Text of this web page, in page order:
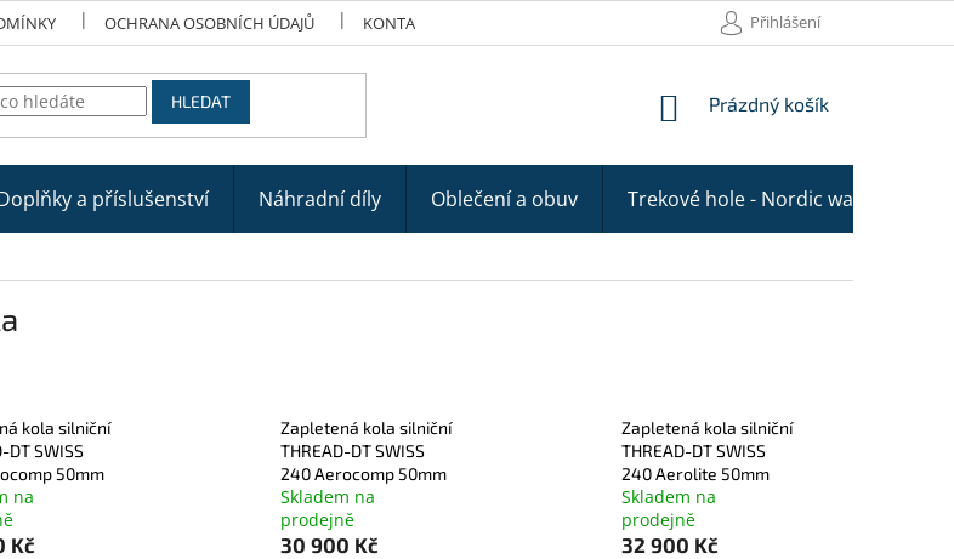
OCHRANA OSOBNÍCH ÚDAJŮ KONTAKTY Přihlášení
HLEDAT
NÁKUPNÍ
Prázdný košík
a příslušenství Náhradní díly Oblečení a obuv Trekové hole - Nordic walking
kola silniční
DT SWISS
50mm
na
Kč
Zapletená kola silniční
THREAD-DT SWISS
240 Aerocomp 50mm
Skladem na
prodejně
30 900 Kč
Zapletená kola silniční
THREAD-DT SWISS
240 Aerolite 50mm
Skladem na
prodejně
32 900 Kč